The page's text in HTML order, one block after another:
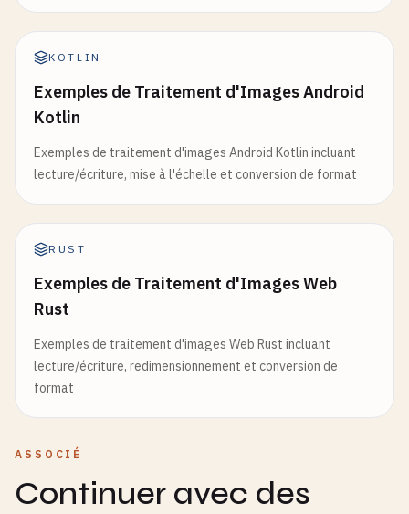
KOTLIN
Exemples de Traitement d'Images Android
Kotlin
Exemples de traitement d'images Android Kotlin incluant
lecture/écriture, mise à l'échelle et conversion de format
RUST
Exemples de Traitement d'Images Web
Rust
Exemples de traitement d'images Web Rust incluant
lecture/écriture, redimensionnement et conversion de
format
ASSOCIÉ
Continuer avec des